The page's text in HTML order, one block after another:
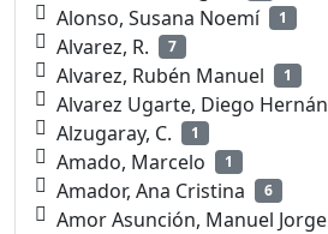
Alonso, Susana Noemí 1
Alvarez, R. 7
Alvarez, Rubén Manuel 1
Alvarez Ugarte, Diego Hernán
Alzugaray, C. 1
Amado, Marcelo 1
Amador, Ana Cristina 6
Amor Asunción, Manuel Jorge